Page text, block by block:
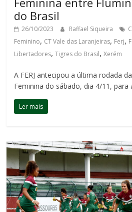
do Brasil
26/10/2023 Raffael Siqueira
Feminino, CT Vale das Laranjeiras, Ferj,
Libertadores,Tigres do Brasil,Xerém
A FERJ antecipou a última rodada
Feminina do sábado, dia 4/11, para
Ler mais